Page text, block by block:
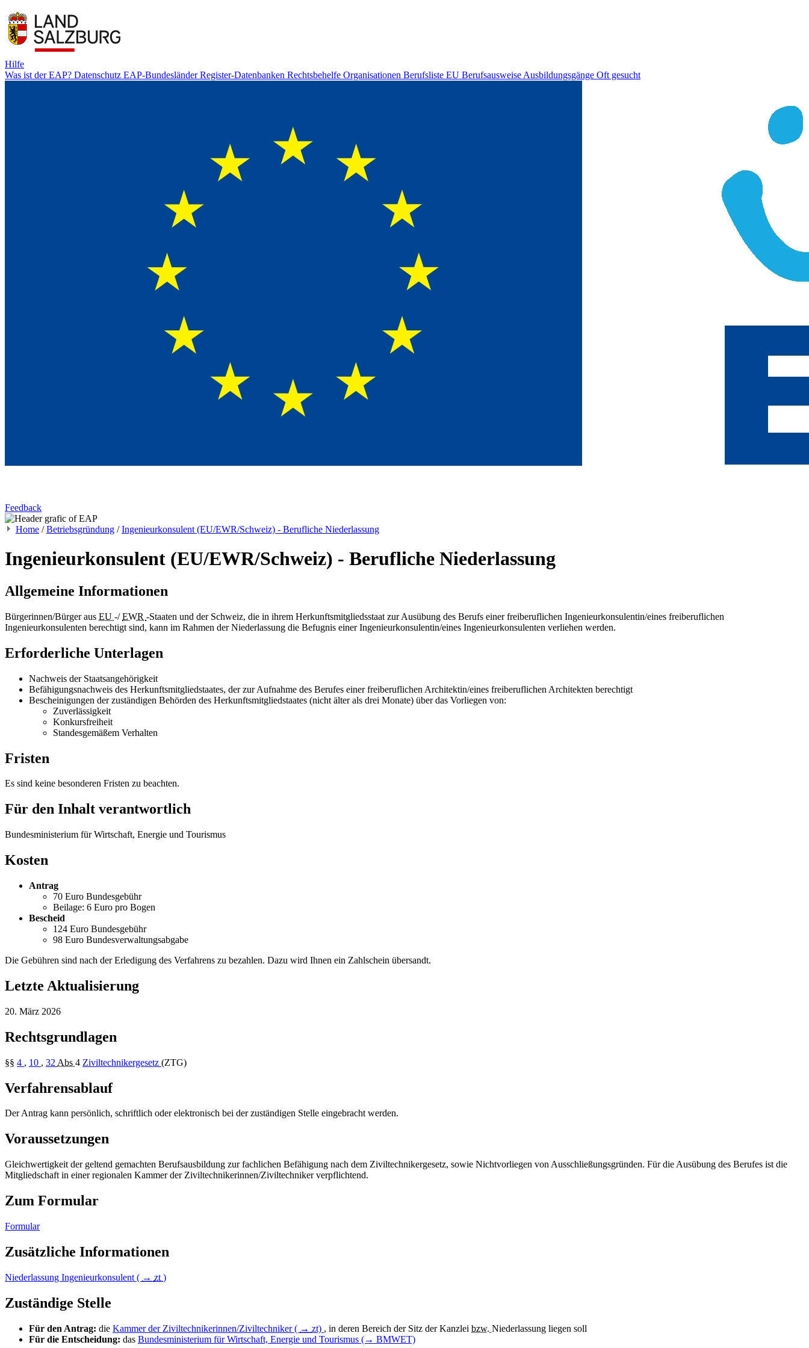
Hilfe
Was ist der EAP? Datenschutz EAP-BundesländerRegister-Datenbanken Rechtsbehelfe Organisationen Berufsliste EU Berufsausweise Ausbildungsgänge Oft gesucht
Feedback
Home /Betriebsgründung /Ingenieurkonsulent (EU/EWR/Schweiz) - Berufliche Niederlassung
Ingenieurkonsulent (EU/EWR/Schweiz) - Berufliche Niederlassung
Allgemeine Informationen
Bürgerinnen/Bürger aus EU -/EWR -Staaten und der Schweiz, die in ihrem Herkunftsmitgliedsstaat zur Ausübung des Berufs einer freiberuflichen Ingenieurkonsulentin/eines freiberuflichen
Ingenieurkonsulenten berechtigt sind, kann im Rahmen der Niederlassung die Befugnis einer Ingenieurkonsulentin/eines Ingenieurkonsulenten verliehen werden.
Erforderliche Unterlagen
Nachweis der Staatsangehörigkeit
Befähigungsnachweis des Herkunftsmitgliedstaates, der zur Aufnahme des Berufes einer freiberuflichen Architektin/eines freiberuflichen Architekten berechtigt
Bescheinigungen der zuständigen Behörden des Herkunftsmitgliedstaates (nicht älter als drei Monate) über das Vorliegen von:
Zuverlässigkeit
Konkursfreiheit
Standesgemäßem Verhalten
Fristen
Es sind keine besonderen Fristen zu beachten.
Für den Inhalt verantwortlich
Bundesministerium für Wirtschaft, Energie und Tourismus
Kosten
Antrag
70 Euro Bundesgebühr
Beilage: 6 Euro pro Bogen
Bescheid
124 Euro Bundesgebühr
98 Euro Bundesverwaltungsabgabe
Die Gebühren sind nach der Erledigung des Verfahrens zu bezahlen. Dazu wird Ihnen ein Zahlschein übersandt.
Letzte Aktualisierung
20. März 2026
Rechtsgrundlagen
§§ 4 , 10 , 32 Abs 4 Ziviltechnikergesetz (ZTG)
Verfahrensablauf
Der Antrag kann persönlich, schriftlich oder elektronisch bei der zuständigen Stelle eingebracht werden.
Voraussetzungen
Gleichwertigkeit der geltend gemachten Berufsausbildung zur fachlichen Befähigung nach dem Ziviltechnikergesetz, sowie Nichtvorliegen von Ausschließungsgründen. Für die Ausübung des Berufes ist die
Mitgliedschaft in einer regionalen Kammer der Ziviltechnikerinnen/Ziviltechniker verpflichtend.
Zum Formular
Formular
Zusätzliche Informationen
Niederlassung Ingenieurkonsulent ( → zt )
Zuständige Stelle
Für den Antrag: die Kammer der Ziviltechnikerinnen/Ziviltechniker ( → zt) , in deren Bereich der Sitz der Kanzlei bzw. Niederlassung liegen soll
Für die Entscheidung: das Bundesministerium für Wirtschaft, Energie und Tourismus (→ BMWET)